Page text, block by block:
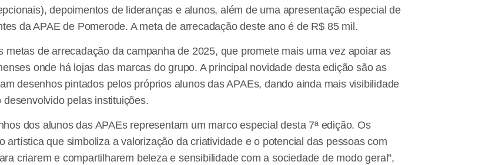
depoimentos de lideranças e alunos, além de uma apresentação especial de
da APAE de Pomerode. A meta de arrecadação deste ano é de R$ 85 mil.
metas de arrecadação da campanha de 2025, que promete mais uma vez apoiar as
onde há lojas das marcas do grupo. A principal novidade desta edição são as
desenhos pintados pelos próprios alunos das APAEs, dando ainda mais visibilidade
pelas instituições.
dos alunos das APAEs representam um marco especial desta 7ª edição. Os
artística que simboliza a valorização da criatividade e o potencial das pessoas com
criarem e compartilharem beleza e sensibilidade com a sociedade de modo geral”,